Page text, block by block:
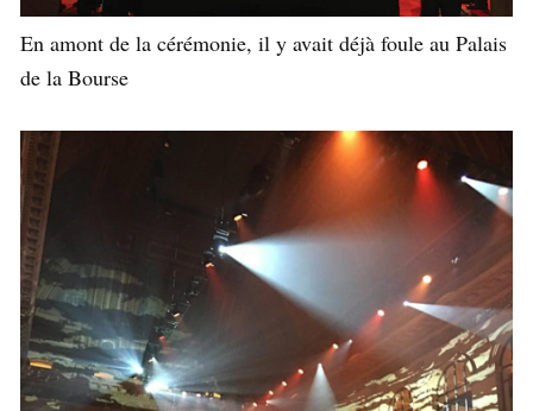
En amont de la cérémonie, il y avait déjà foule au Palais
de la Bourse